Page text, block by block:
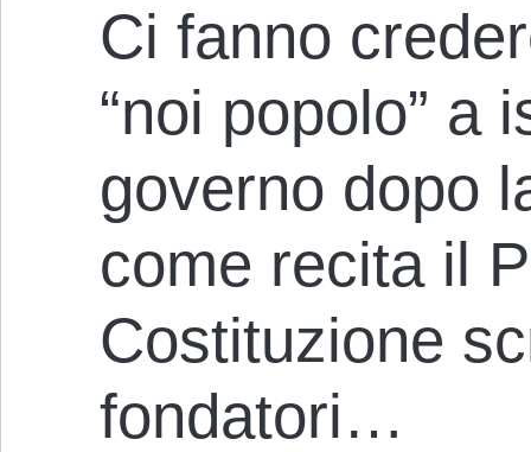
Ci fanno
“noi popolo” a
governo dopo
come recita il
Costituzione
fondatori…